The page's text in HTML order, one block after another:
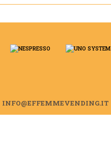
INFO@EFFEMMEVENDING.IT